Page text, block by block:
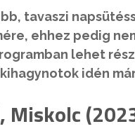
tavaszi
ehhez pedig
lehet
idén
Miskolc